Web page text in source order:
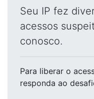
Seu IP fez
acessos
conosco.
Para liberar o
responda ao